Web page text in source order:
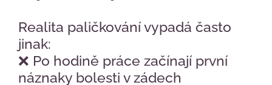
Realita paličkování vypadá často
jinak:
❌ Po hodině práce začínají první
náznaky bolesti v zádech